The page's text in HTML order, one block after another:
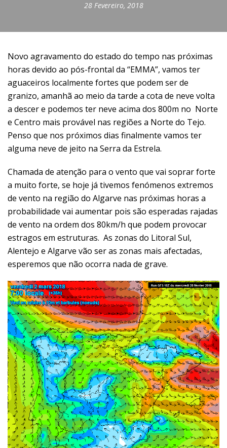
28 Fevereiro, 2018
Novo agravamento do estado do tempo nas próximas
horas devido ao pós-frontal da “EMMA”, vamos ter
aguaceiros localmente fortes que podem ser de
granizo, amanhã ao meio da tarde a cota de neve volta
a descer e podemos ter neve acima dos 800m no Norte
e Centro mais provável nas regiões a Norte do Tejo.
Penso que nos próximos dias finalmente vamos ter
alguma neve de jeito na Serra da Estrela.
Chamada de atenção para o vento que vai soprar forte
a muito forte, se hoje já tivemos fenómenos extremos
de vento na região do Algarve nas próximas horas a
probabilidade vai aumentar pois são esperadas rajadas
de vento na ordem dos 80km/h que podem provocar
estragos em estruturas. As zonas do Litoral Sul,
Alentejo e Algarve vão ser as zonas mais afectadas,
esperemos que não ocorra nada de grave.